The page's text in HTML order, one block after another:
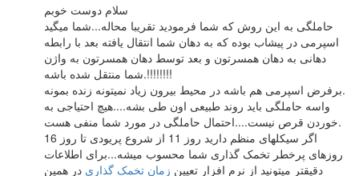
سلام دوست خوبم
حاملگی به این روش که شما فرمودید تقریبا محاله...شما میگید
اسپرمی در پیشاب بوده که به دهان شما انتقال یافته بعد با رابطه
دهانی به دهان همسرتون و بعد توسط دهان همسرتون به واژن
شما منتقل شده باشه.!!!!!!!!
برفرض اسپرمی هم باشه در محیط بیرون زیاد نمیتونه زنده بمونه.
واسه حاملگی باید روند طبیعی اون طی بشه....هیچ احتیاجی به
خوردن قرص نیست....احتمال حاملگی در مورد شما منفی هست.
اگر سیکلهای منظم دارید روز 11 از شروع پریودی تا روز 16
روزهای پرخطر تخمک گذاری شما محسوب میشه...برای اطلاعات
دقیقتر میتونید از نرم افزار تعیین زمان تخمک گذاری در همین